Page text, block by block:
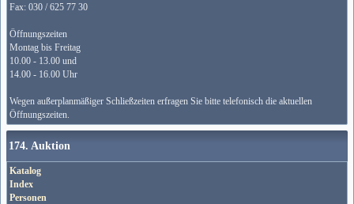
Fax: 030 / 625 77 30
Öffnungszeiten
Montag bis Freitag
10.00 - 13.00 und
14.00 - 16.00 Uhr
Wegen außerplanmäßiger Schließzeiten erfragen Sie bitte telefonisch die aktuellen
Öffnungszeiten.
174. Auktion
Katalog
Index
Personen